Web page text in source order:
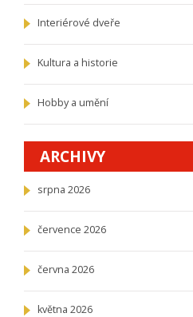
Interiérové dveře
Kultura a historie
Hobby a umění
ARCHIVY
srpna 2026
července 2026
června 2026
května 2026